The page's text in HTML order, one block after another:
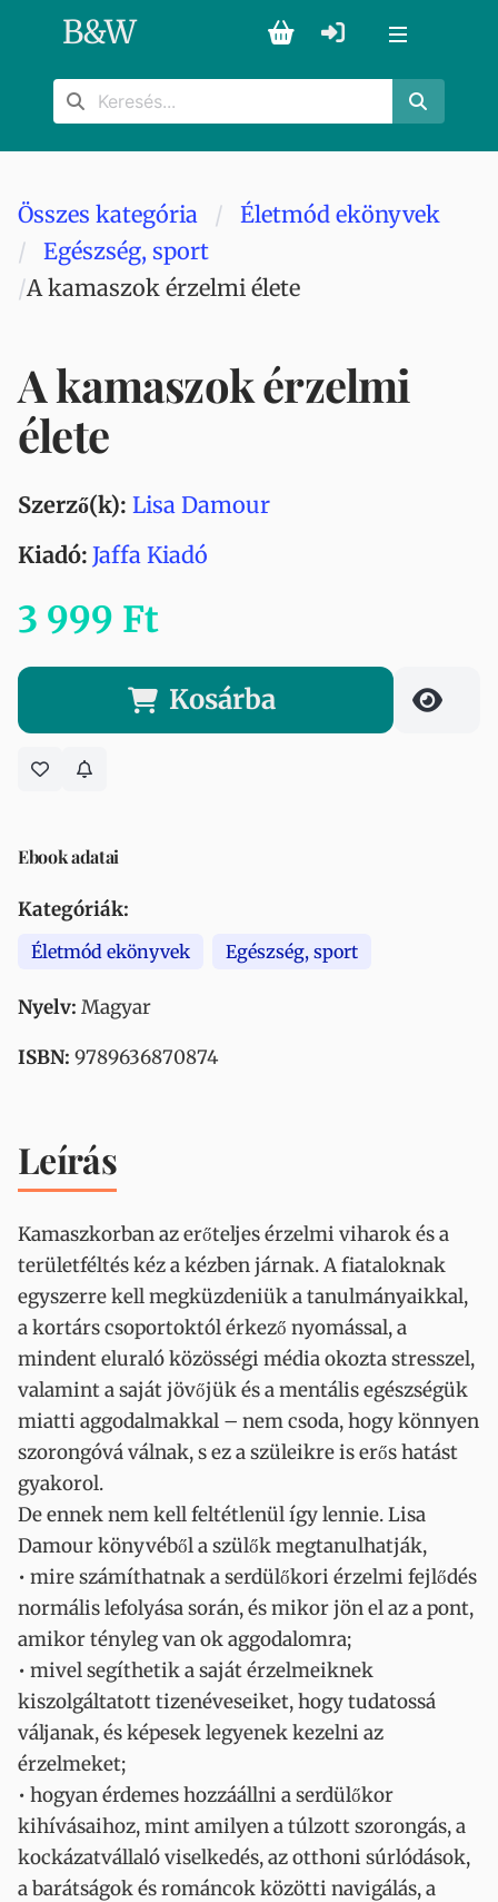
B&W
Összes kategória
Életmód ekönyvek
Egészség, sport
A kamaszok érzelmi élete
A kamaszok érzelmi
élete
Szerző(k): Lisa Damour
Kiadó: Jaffa Kiadó
3 999 Ft
Kosárba
Ebook adatai
Kategóriák:
Életmód ekönyvek Egészség, sport
Nyelv: Magyar
ISBN: 9789636870874
Leírás
Kamaszkorban az erőteljes érzelmi viharok és a
területféltés kéz a kézben járnak. A fiataloknak
egyszerre kell megküzdeniük a tanulmányaikkal,
a kortárs csoportoktól érkező nyomással, a
mindent eluraló közösségi média okozta stresszel,
valamint a saját jövőjük és a mentális egészségük
miatti aggodalmakkal – nem csoda, hogy könnyen
szorongóvá válnak, s ez a szüleikre is erős hatást
gyakorol.
De ennek nem kell feltétlenül így lennie. Lisa
Damour könyvéből a szülők megtanulhatják,
• mire számíthatnak a serdülőkori érzelmi fejlődés
normális lefolyása során, és mikor jön el az a pont,
amikor tényleg van ok aggodalomra;
• mivel segíthetik a saját érzelmeiknek
kiszolgáltatott tizenéveseiket, hogy tudatossá
váljanak, és képesek legyenek kezelni az
érzelmeket;
• hogyan érdemes hozzáállni a serdülőkor
kihívásaihoz, mint amilyen a túlzott szorongás, a
kockázatvállaló viselkedés, az otthoni súrlódások,
a barátságok és románcok közötti navigálás, a